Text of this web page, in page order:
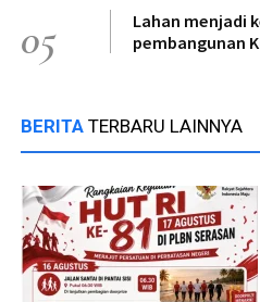
05
Lahan menjadi
pembangunan
BERITA TERBARU LAINNYA